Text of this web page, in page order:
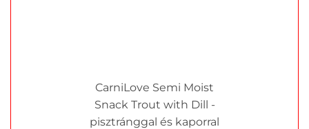
CarniLove Semi Moist
Snack Trout with Dill -
pisztránggal és kaporral